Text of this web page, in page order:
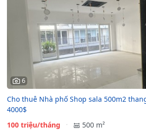
6
Cho thuê Nhà phố Shop sala 500m2
4000$
100 triệu/tháng
500 m²